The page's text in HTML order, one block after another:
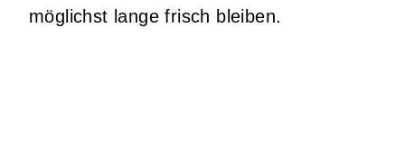
möglichst lange frisch bleiben.